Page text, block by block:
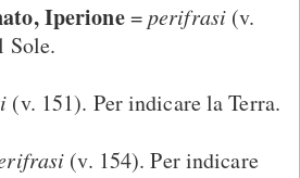
Iperione=perifrasi (v.
Sole.
(v. 151). Per indicare la Terra.
(v. 154). Per indicare